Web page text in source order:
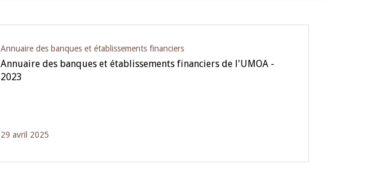
Annuaire des banques et établissements financiers
Annuaire des banques et établissements financiers de l'UMOA -
2023
29 avril 2025